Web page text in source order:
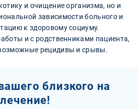
и очищение организма, но и
зависимости больного и
к здоровому социуму.
и с родственниками пациента,
рецидивы и срывы.
близкого на
лечение!